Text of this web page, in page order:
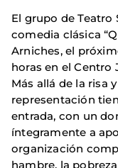
El grupo de Teatro
comedia clásica
Arniches, el
horas en el Centro
Más allá de la risa
representación
entrada, con un
íntegramente a
organización
hambre, la